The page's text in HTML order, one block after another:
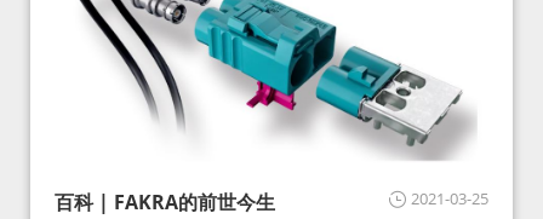
2021-03-25
百科 | FAKRA的前世今生